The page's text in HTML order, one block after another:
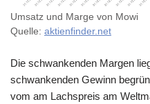
Umsatz und Marge von Mowi
Quelle: aktienfinder.net
Die schwankenden Margen
schwankenden Gewinn
vom am Lachspreis am